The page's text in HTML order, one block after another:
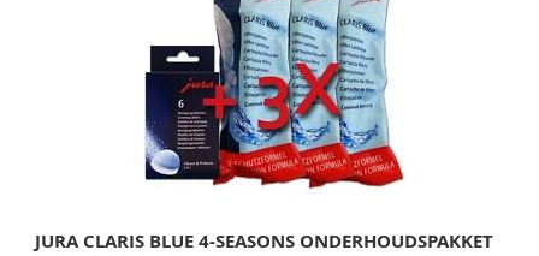
JURA CLARIS BLUE 4-SEASONS ONDERHOUDSPAKKET